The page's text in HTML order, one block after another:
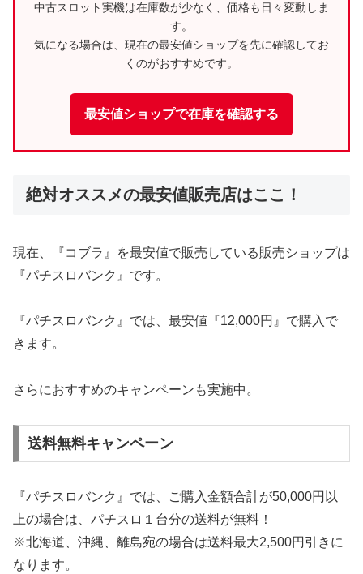
中古スロット実機は在庫数が少なく、価格も日々変動しま
す。
気になる場合は、現在の最安値ショップを先に確認してお
くのがおすすめです。
最安値ショップで在庫を確認する
絶対オススメの最安値販売店はここ！
現在、『コブラ』を最安値で販売している販売ショップは
『パチスロバンク』です。
『パチスロバンク』では、最安値『12,000円』で購入で
きます。
さらにおすすめのキャンペーンも実施中。
送料無料キャンペーン
『パチスロバンク』では、ご購入金額合計が50,000円以
上の場合は、パチスロ１台分の送料が無料！
※北海道、沖縄、離島宛の場合は送料最大2,500円引きに
なります。